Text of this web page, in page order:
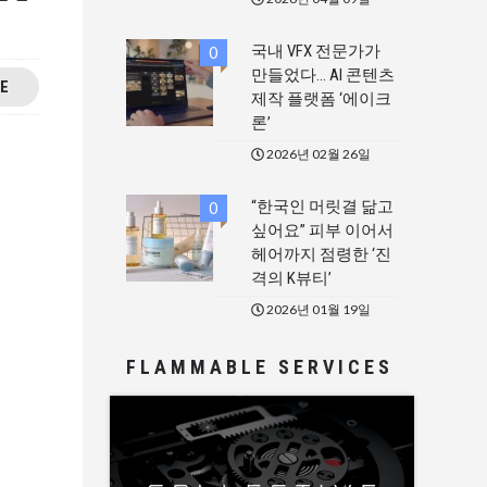
0
국내 VFX 전문가가
만들었다… AI 콘텐츠
제작 플랫폼 ‘에이크
론’
2026년 02월 26일
0
“한국인 머릿결 닮고
싶어요” 피부 이어서
헤어까지 점령한 ‘진
격의 K뷰티’
2026년 01월 19일
FLAMMABLE SERVICES